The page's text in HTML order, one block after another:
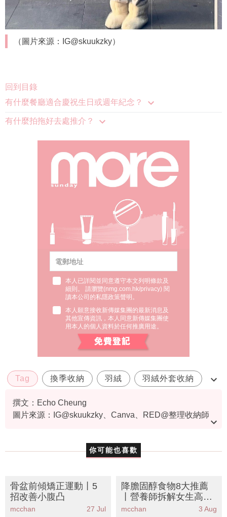
（圖片來源：IG@skuukzky）
回到目錄
有什麼餐廳適合慶祝生日或週年紀念？
有什麼拍拖好去處推介？
本人已詳閱並同意遵守本文列明條款及
細則。 請瀏覽(nmg.com.hk/privacy) 閱
讀本公司的私隱政策聲明。
本人願意接收新傳媒集團的最新消息及
其他宣傳資訊，本人同意新傳媒集團使
用本人的個人資料於任何推廣用途。
Tag 換季收納 羽絨 羽絨外套收納
衣物保養
撰文：Echo Cheung
圖片來源：IG@skuukzky、Canva、RED@整理收納師
你可能也喜歡
骨盆前傾矯正運動丨5
招改善小腹凸
mcchan 27 Jul
降膽固醇食物8大推薦
丨營養師拆解女生高膽
固醇誤區
mcchan 3 Aug